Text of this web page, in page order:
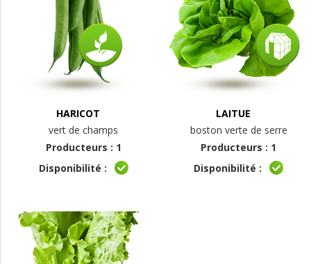
HARICOT
vert de champs
Producteurs : 1
Disponibilité :
LAITUE
boston verte de serre
Producteurs : 1
Disponibilité :